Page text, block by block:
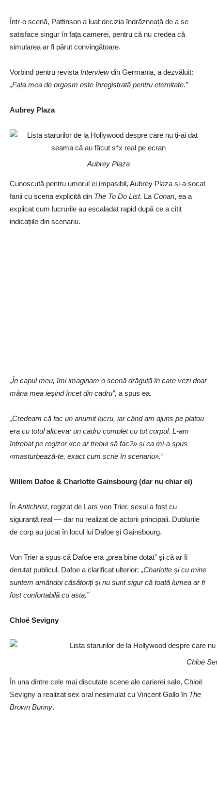
Într-o scenă, Pattinson a luat decizia îndrăzneață de a se
satisface singur în fața camerei, pentru că nu credea că
simularea ar fi părut convingătoare.
Vorbind pentru revista Interviewdin Germania, a dezvăluit:
„Fața mea de orgasm este înregistrată pentru eternitate.”
Aubrey Plaza
Aubrey Plaza
Cunoscută pentru umorul ei impasibil, Aubrey Plaza și-a șocat
fanii cu scena explicită din The To Do List. La Conan, ea a
explicat cum lucrurile au escaladat rapid după ce a citit
indicațiile din scenariu.
„În capul meu, îmi imaginam o scenă drăguță în care vezi doar
mâna mea ieșind încet din cadru”, a spus ea.
„Credeam că fac un anumit lucru, iar când am ajuns pe platou
era cu totul altceva: un cadru complet cu tot corpul. L-am
întrebat pe regizor «ce ar trebui să fac?» și ea mi-a spus
«masturbează-te, exact cum scrie în scenariu».”
Willem Dafoe & Charlotte Gainsbourg (dar nu chiar ei)
În Antichrist, regizat de Lars von Trier, sexul a fost cu
siguranță real — dar nu realizat de actorii principali. Dublurile
de corp au jucat în locul lui Dafoe și Gainsbourg.
Von Trier a spus că Dafoe era „prea bine dotat” și că ar fi
derutat publicul. Dafoe a clarificat ulterior: „Charlotte și cu mine
suntem amândoi căsătoriți și nu sunt sigur că toată lumea ar fi
fost confortabilă cu asta.”
Chloë Sevigny
Chloë
În una dintre cele mai discutate scene ale carierei sale, Chloë
Sevigny a realizat sex oral nesimulat cu Vincent Gallo în The
Brown Bunny.